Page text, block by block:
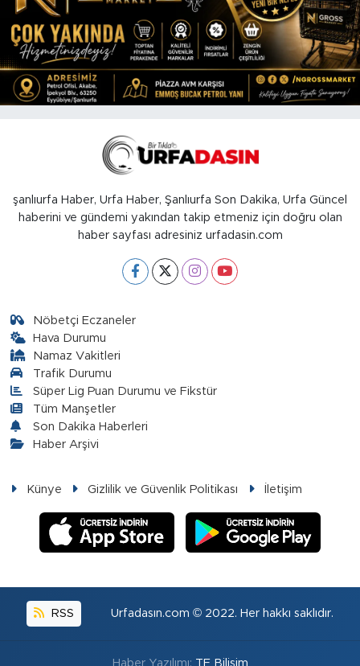
şanlıurfa Haber, Urfa Haber, Şanlıurfa Son Dakika, Urfa Güncel
haberini ve gündemi yakından takip etmeniz için doğru olan
haber sayfası adresiniz urfadasin.com
Nöbetçi Eczaneler
Hava Durumu
Namaz Vakitleri
Trafik Durumu
Süper Lig Puan Durumu ve Fikstür
Tüm Manşetler
Son Dakika Haberleri
Haber Arşivi
Künye Gizlilik ve Güvenlik Politikası İletişim
RSS Urfadasın.com © 2022. Her hakkı saklıdır.
Haber Yazılımı: TE Bilişim